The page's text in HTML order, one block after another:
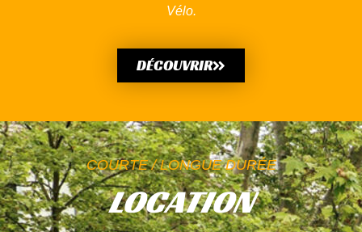
Vélo.
DÉCOUVRIR
COURTE / LONGUE DURÉE
LOCATION